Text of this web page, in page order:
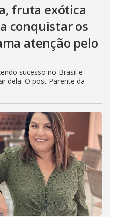
fruta exótica
conquistar os
atenção pelo
sucesso no Brasil e
dela. O post Parente da